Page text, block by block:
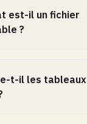
est-il un fichier
?
t-il les tableaux